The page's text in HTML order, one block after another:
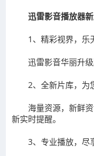
迅雷影音播放器
1、精彩视界，乐
迅雷影音华丽升级
2、全新片库，为
海量资源，新鲜
新实时提醒。
3、专业播放，尽